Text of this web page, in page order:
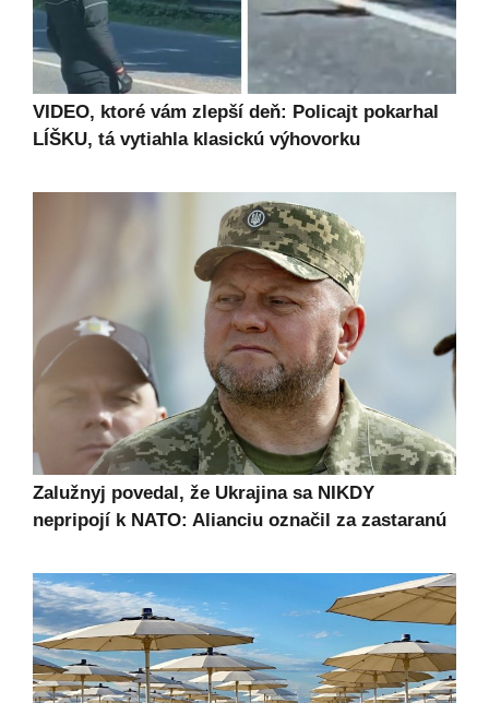
VIDEO, ktoré vám zlepší deň: Policajt pokarhal
LÍŠKU, tá vytiahla klasickú výhovorku
Zalužnyj povedal, že Ukrajina sa NIKDY
nepripojí k NATO: Alianciu označil za zastaranú